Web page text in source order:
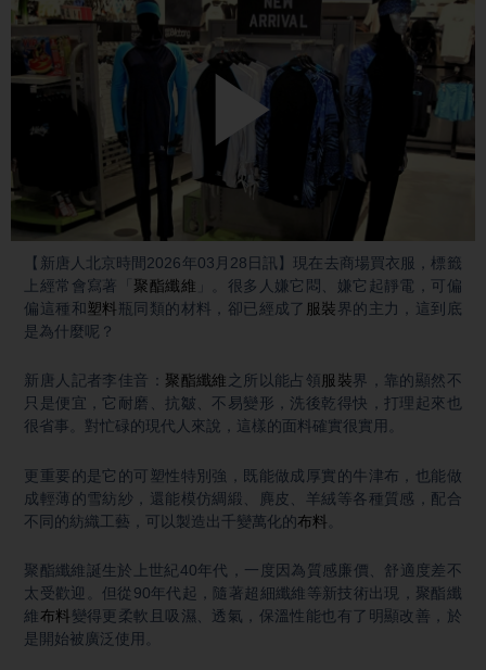
Play
【新唐人北京時間2026年03月28日訊】現在去商場買衣服，標籤
上經常會寫著「 聚酯纖維 」。很多人嫌它悶、嫌它起靜電，可偏
偏這種和塑料瓶同類的材料，卻已經成了 服裝界的主力，這到底
是為什麼呢？
新唐人記者李佳音： 聚酯纖維 之所以能占領 服裝界，靠的顯然不
只是便宜，它耐磨、抗皺、不易變形，洗後乾得快，打理起來也
很省事。對忙碌的現代人來說，這樣的面料確實很實用。
更重要的是它的可塑性特別強，既能做成厚實的牛津布，也能做
成輕薄的雪紡紗，還能模仿綢緞、麂皮、羊絨等各種質感，配合
不同的紡織工藝，可以製造出千變萬化的布料
聚酯纖維誕生於上世紀40年代，一度因為質感廉價、舒適度差不
太受歡迎。但從90年代起，隨著超細纖維等新技術出現，聚酯纖
維布料變得更柔軟且吸濕、透氣，保溫性能也有了明顯改善，於
是開始被廣泛使用。